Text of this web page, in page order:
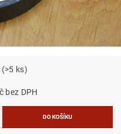
(>5 ks)
271,07 Kč bez DPH